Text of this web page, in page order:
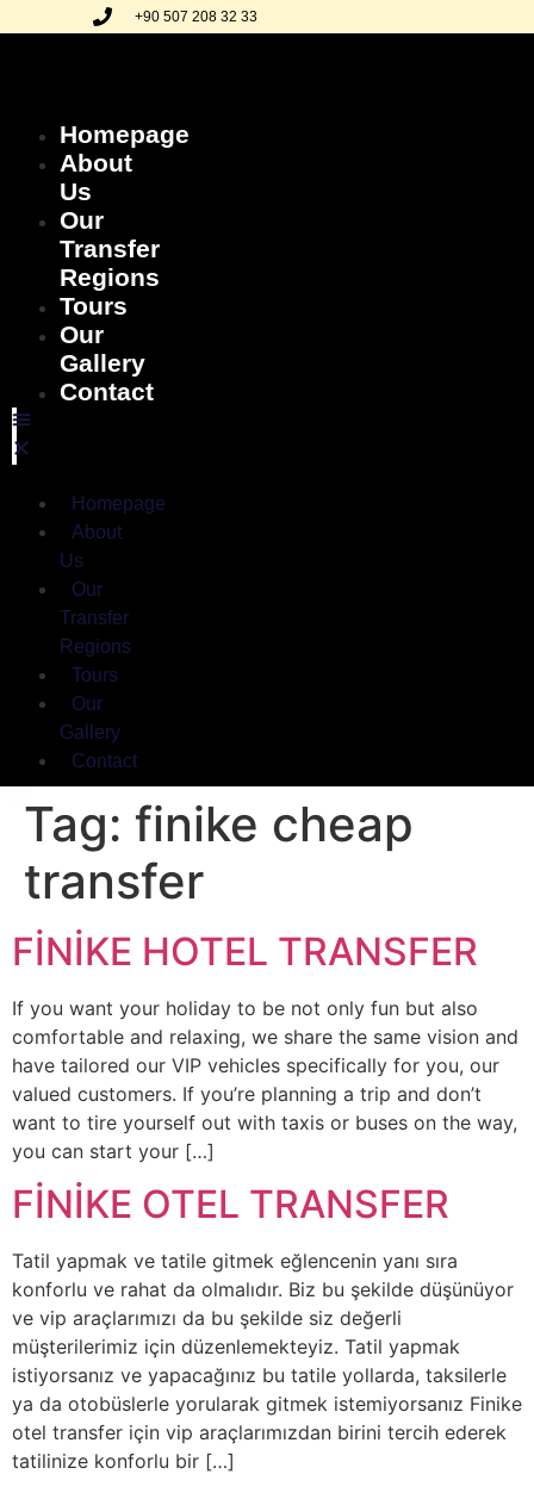
+90 507 208 32 33
Homepage
About
Us
Our
Transfer
Regions
Tours
Our
Gallery
Contact
Homepage
About
Us
Our
Transfer
Regions
Tours
Our
Gallery
Contact
Tag: finike cheap
transfer
FİNİKE HOTEL TRANSFER
If you want your holiday to be not only fun but also
comfortable and relaxing, we share the same vision and
have tailored our VIP vehicles specifically for you, our
valued customers. If you’re planning a trip and don’t
want to tire yourself out with taxis or buses on the way,
you can start your […]
FİNİKE OTEL TRANSFER
Tatil yapmak ve tatile gitmek eğlencenin yanı sıra
konforlu ve rahat da olmalıdır. Biz bu şekilde düşünüyor
ve vip araçlarımızı da bu şekilde siz değerli
müşterilerimiz için düzenlemekteyiz. Tatil yapmak
istiyorsanız ve yapacağınız bu tatile yollarda, taksilerle
ya da otobüslerle yorularak gitmek istemiyorsanız Finike
otel transfer için vip araçlarımızdan birini tercih ederek
tatilinize konforlu bir […]